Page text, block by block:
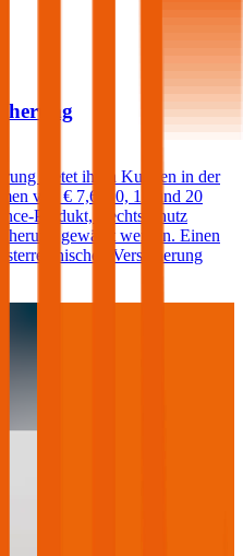
bietet ihren Kunden in der
von € 7,6, 10, 15 und 20
Produkt, Rechtsschutz
gewählt werden. Einen
Versicherung